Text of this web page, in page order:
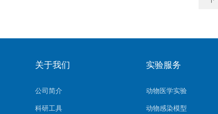
关于我们
公司简介
科研工具
实验服务
动物医学实验
动物感染模型